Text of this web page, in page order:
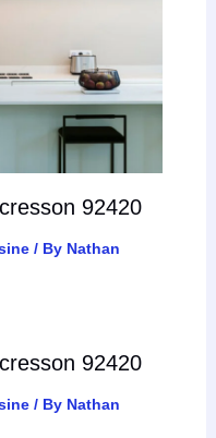
92420
/ By Nathan
92420
/ By Nathan